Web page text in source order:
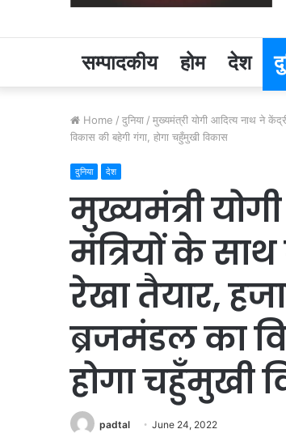
सम्पादकीय होम देश
Home / दुनिया / मुख्यमंत्री योगी आदित्य नाथ ने
विकास की बहेगी गंगा, होगा चहुँमुखी विकास
दुनिया देश
मुख्यमंत्री
मंत्रियों के
रेखा तैयार,
ब्रजमंडल का
होगा चहुँमुखी
padtal June 24, 2022